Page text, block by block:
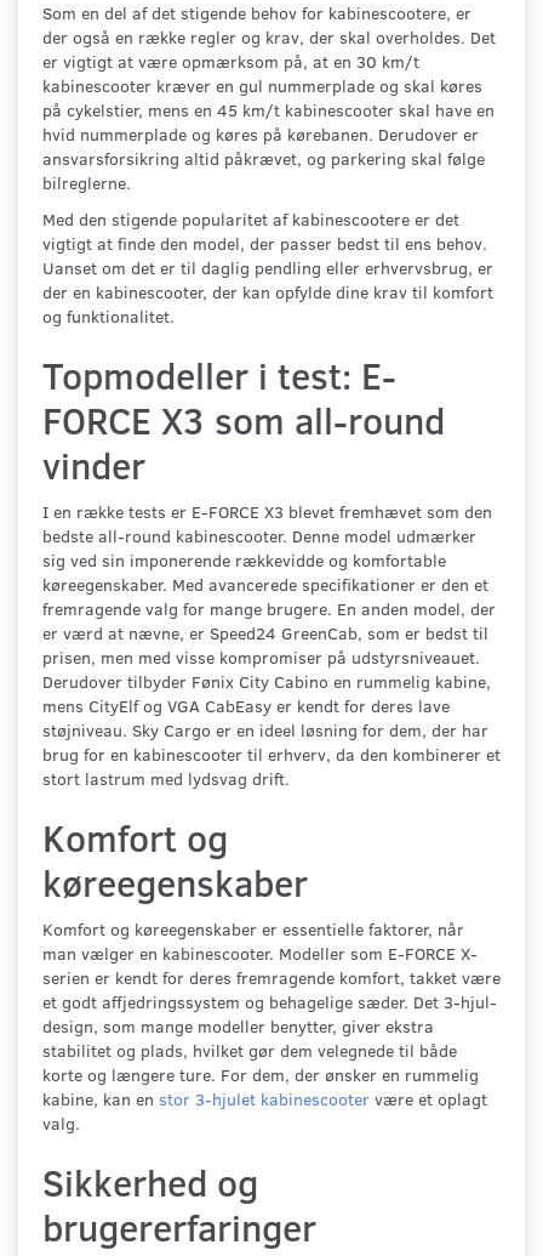
Som en del af det stigende behov for kabinescootere, er
der også en række regler og krav, der skal overholdes. Det
er vigtigt at være opmærksom på, at en 30 km/t
kabinescooter kræver en gul nummerplade og skal køres
på cykelstier, mens en 45 km/t kabinescooter skal have en
hvid nummerplade og køres på kørebanen. Derudover er
ansvarsforsikring altid påkrævet, og parkering skal følge
bilreglerne.
Med den stigende popularitet af kabinescootere er det
vigtigt at finde den model, der passer bedst til ens behov.
Uanset om det er til daglig pendling eller erhvervsbrug, er
der en kabinescooter, der kan opfylde dine krav til komfort
og funktionalitet.
Topmodeller i test: E-
FORCE X3 som all-round
vinder
I en række tests er E-FORCE X3 blevet fremhævet som den
bedste all-round kabinescooter. Denne model udmærker
sig ved sin imponerende rækkevidde og komfortable
køreegenskaber. Med avancerede specifikationer er den et
fremragende valg for mange brugere. En anden model, der
er værd at nævne, er Speed24 GreenCab, som er bedst til
prisen, men med visse kompromiser på udstyrsniveauet.
Derudover tilbyder Fønix City Cabino en rummelig kabine,
mens CityElf og VGA CabEasy er kendt for deres lave
støjniveau. Sky Cargo er en ideel løsning for dem, der har
brug for en kabinescooter til erhverv, da den kombinerer et
stort lastrum med lydsvag drift.
Komfort og
køreegenskaber
Komfort og køreegenskaber er essentielle faktorer, når
man vælger en kabinescooter. Modeller som E-FORCE X-
serien er kendt for deres fremragende komfort, takket være
et godt affjedringssystem og behagelige sæder. Det 3-hjul-
design, som mange modeller benytter, giver ekstra
stabilitet og plads, hvilket gør dem velegnede til både
korte og længere ture. For dem, der ønsker en rummelig
kabine, kan en stor 3-hjulet kabinescooter være et oplagt
valg.
Sikkerhed og
brugererfaringer